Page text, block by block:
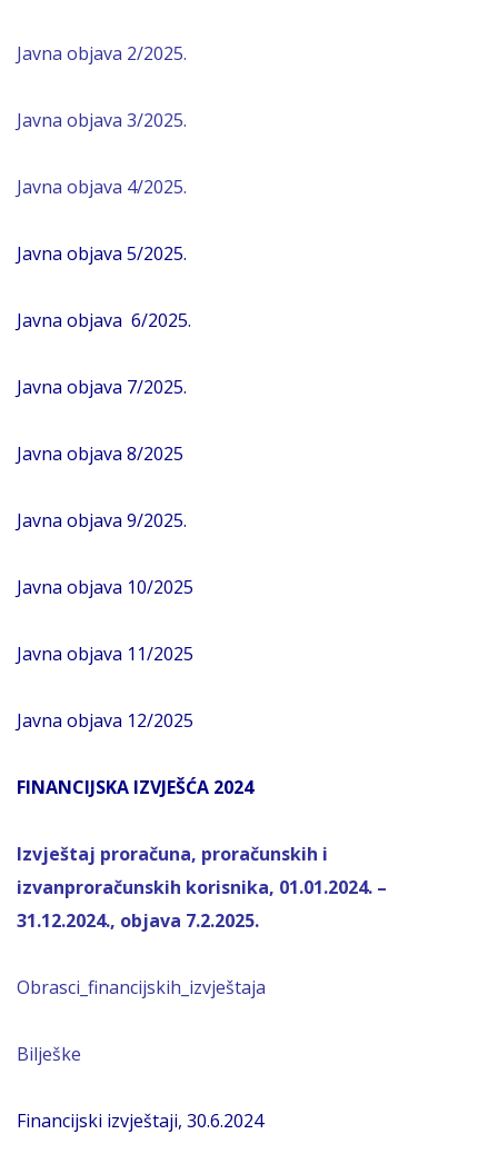
Javna objava 2/2025.
Javna objava 3/2025.
Javna objava 4/2025.
Javna objava 5/2025.
Javna objava 6/2025.
Javna objava 7/2025.
Javna objava 8/2025
Javna objava 9/2025.
Javna objava 10/2025
Javna objava 11/2025
Javna objava 12/2025
FINANCIJSKA IZVJEŠĆA 2024
Izvještaj proračuna, proračunskih i
izvanproračunskih korisnika, 01.01.2024. –
31.12.2024., objava 7.2.2025.
Obrasci_financijskih_izvještaja
Bilješke
Financijski izvještaji, 30.6.2024